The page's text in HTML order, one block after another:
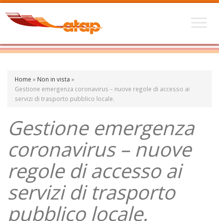
Home » Non in vista »
Gestione emergenza coronavirus – nuove regole di accesso ai
servizi di trasporto pubblico locale.
Gestione emergenza
coronavirus – nuove
regole di accesso ai
servizi di trasporto
pubblico locale.